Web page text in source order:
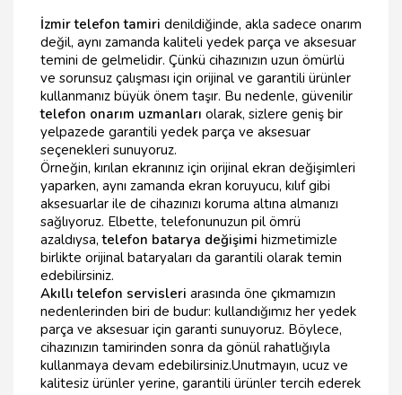
İzmir telefon tamiri denildiğinde, akla sadece onarım
değil, aynı zamanda kaliteli yedek parça ve aksesuar
temini de gelmelidir. Çünkü cihazınızın uzun ömürlü
ve sorunsuz çalışması için orijinal ve garantili ürünler
kullanmanız büyük önem taşır. Bu nedenle, güvenilir
telefon onarım uzmanları olarak, sizlere geniş bir
yelpazede garantili yedek parça ve aksesuar
seçenekleri sunuyoruz.
Örneğin, kırılan ekranınız için orijinal ekran değişimleri
yaparken, aynı zamanda ekran koruyucu, kılıf gibi
aksesuarlar ile de cihazınızı koruma altına almanızı
sağlıyoruz. Elbette, telefonunuzun pil ömrü
azaldıysa,telefon batarya değişimi hizmetimizle
birlikte orijinal bataryaları da garantili olarak temin
edebilirsiniz.
Akıllı telefon servisleri arasında öne çıkmamızın
nedenlerinden biri de budur: kullandığımız her yedek
parça ve aksesuar için garanti sunuyoruz. Böylece,
cihazınızın tamirinden sonra da gönül rahatlığıyla
kullanmaya devam edebilirsiniz.Unutmayın, ucuz ve
kalitesiz ürünler yerine, garantili ürünler tercih ederek